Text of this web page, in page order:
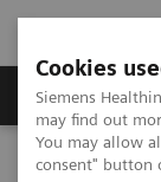
Cookies
Siemens
may find out
You may allow
consent" button
Produkter och
Hem Service